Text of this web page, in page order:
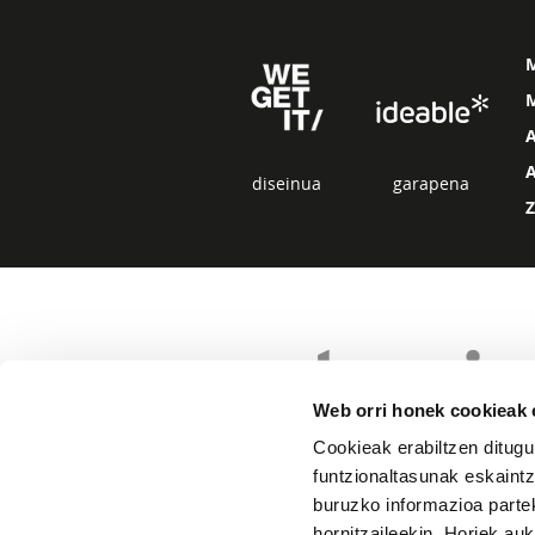
Web orri honek cookieak
Cookieak erabiltzen
funtzionaltasunak
buruzko informazioa
diseinua garapena